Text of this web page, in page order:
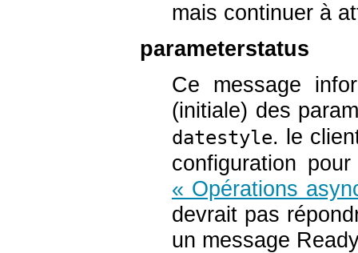
mais continuer à
parameterstatus
Ce message
(initiale) des
datestyle. le
configuration
« Opérations
devrait pas
un message